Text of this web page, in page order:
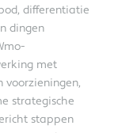
differentiatie
dingen
met
strategische
stappen